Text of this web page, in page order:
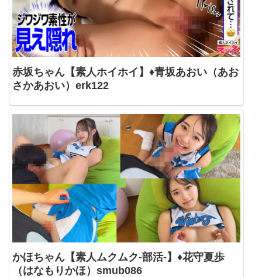
赤坂ちゃん【素人ホイホイ】♦青坂あおい（あお
さかあおい）erk122
かほちゃん【素人ムクムク-部活-】♦花守夏歩
（はなもりかほ）smub086